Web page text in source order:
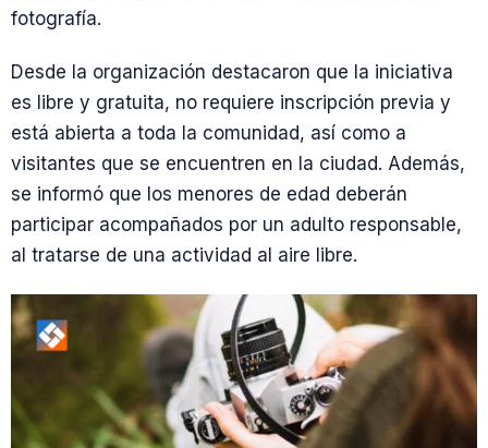
fotografía.
Desde la organización destacaron que la iniciativa
es libre y gratuita, no requiere inscripción previa y
está abierta a toda la comunidad, así como a
visitantes que se encuentren en la ciudad. Además,
se informó que los menores de edad deberán
participar acompañados por un adulto responsable,
al tratarse de una actividad al aire libre.